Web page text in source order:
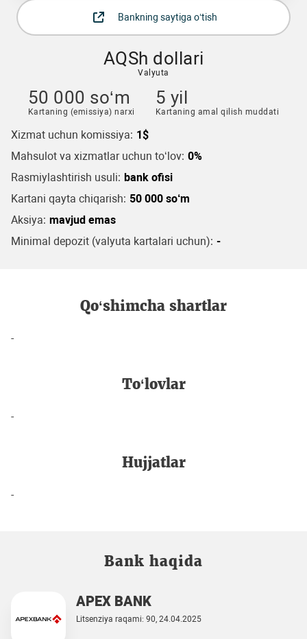
Bankning saytiga o‘tish
AQSh dollari
Valyuta
50 000 so‘m
Kartaning (emissiya) narxi
5 yil
Kartaning amal qilish muddati
Xizmat uchun komissiya: 1$
Mahsulot va xizmatlar uchun to‘lov: 0%
Rasmiylashtirish usuli: bank ofisi
Kartani qayta chiqarish: 50 000 so‘m
Aksiya: mavjud emas
Minimal depozit (valyuta kartalari uchun): -
Qo‘shimcha shartlar
-
To‘lovlar
-
Hujjatlar
-
Bank haqida
APEX BANK
Litsenziya raqami: 90, 24.04.2025